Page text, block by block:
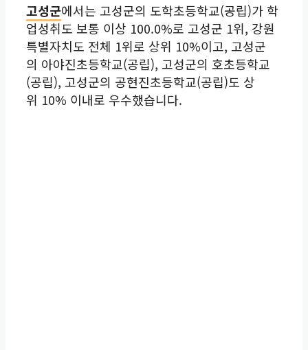
고성군에서는 고성군의 도학초등학교(공립)가 학
업성취도 보통 이상 100.0%로 고성군 1위, 강원
특별자치도 전체 1위로 상위 10%이고, 고성군
의 아야진초등학교(공립), 고성군의 호초등학교
(공립), 고성군의 공현진초등학교(공립)도 상
위 10% 이내로 우수했습니다.